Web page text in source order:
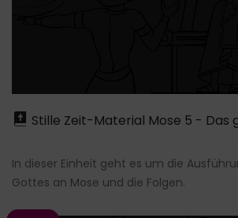
Stille Zeit-Material Mose 5 - Das
In dieser Einheit geht es um die
Gottes an Mose und die Folgen.